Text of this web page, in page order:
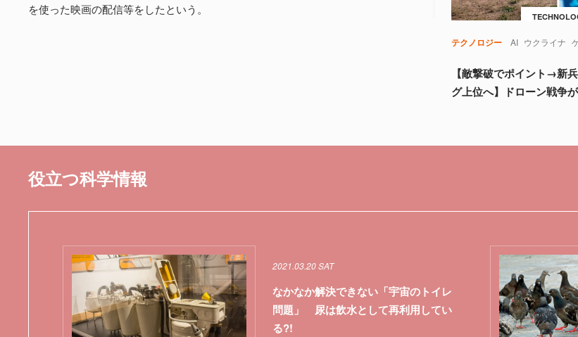
を使った映画の配信等をしたという。
テクノロジー AI ウクライナ ゲ
【敵撃破でポイント→新
グ上位へ】ドローン戦争
役立つ科学情報
2021.03.20 SAT
なかなか解決できない「宇宙のトイレ
問題」 尿は飲水として再利用してい
る?!